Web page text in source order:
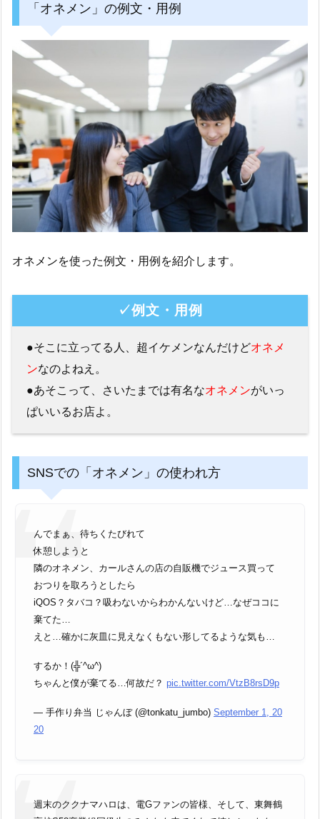
「オネメン」の例文・用例
オネメンを使った例文・用例を紹介します。
✓例文・用例
●そこに立ってる人、超イケメンなんだけどオネメ
ンなのよねえ。
●あそこって、さいたまでは有名なオネメンがいっ
ぱいいるお店よ。
SNSでの「オネメン」の使われ方
んでまぁ、待ちくたびれて
休憩しようと
隣のオネメン、カールさんの店の自販機でジュース買って
おつりを取ろうとしたら
iQOS？タバコ？吸わないからわかんないけど…なぜココに
棄てた…
えと…確かに灰皿に見えなくもない形してるような気も…
するか！(╬´^ω^)
ちゃんと僕が棄てる…何故だ？ pic.twitter.com/VtzB8rsD9p
— 手作り弁当 じゃんぼ (@tonkatu_jumbo) September 1, 20
20
週末のククナマハロは、電Gファンの皆様、そして、東舞鶴